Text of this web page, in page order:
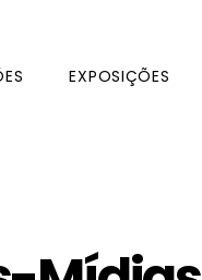
EXPOSIÇÕES